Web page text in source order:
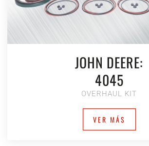
JOHN DEERE:
4045
OVERHAUL KIT
VER MÁS